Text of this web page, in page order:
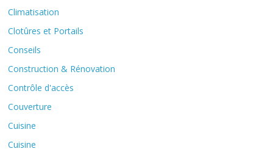
Climatisation
Clotûres et Portails
Conseils
Construction & Rénovation
Contrôle d'accès
Couverture
Cuisine
Cuisine